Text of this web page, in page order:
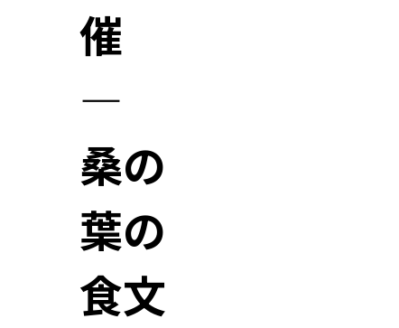
催
―
桑の
葉の
食文